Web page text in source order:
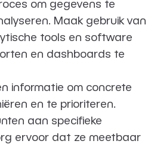
om gegevens te
Maak gebruik van
tools en software
en dashboards te
informatie om concrete
en te prioriteren.
aan specifieke
ervoor dat ze meetbaar